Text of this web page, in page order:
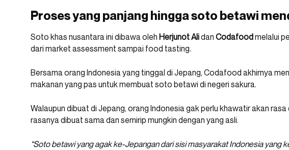
Proses yang panjang hingga soto betawi
Soto khas nusantara ini dibawa oleh Herjunot Alidan Codafoodmelalui
dari market assessment sampai food tasting.
Bersama orang Indonesia yang tinggal di Jepang, Codafood akhirnya
makanan yang pas untuk membuat soto betawi di negeri sakura.
Walaupun dibuat di Jepang, orang Indonesia gak perlu khawatir akan
rasanya dibuat sama dan semirip mungkin dengan yang asli.
“Soto betawi yang agak ke-Jepangan dari sisi masyarakat Indonesia yang